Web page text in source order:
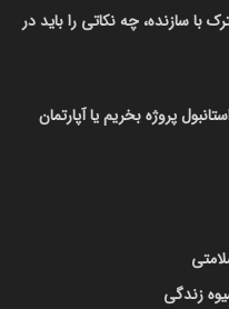
با سازنده، چه نکاتی را باید در
پروژه بخریم یا آپارتمان
زندگی